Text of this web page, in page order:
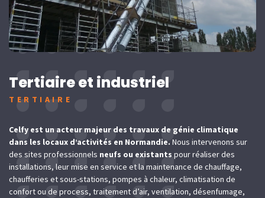
Tertiaire et industriel
TERTIAIRE
Celfy est un acteur majeur des travaux de génie climatique
dans les locaux d’activités en Normandie. Nous intervenons sur
des sites professionnels neufs ou existants pour réaliser des
installations, leur mise en service et la maintenance de chauffage,
chaufferies et sous-stations, pompes à chaleur, climatisation de
confort ou de process, traitement d’air, ventilation, désenfumage,